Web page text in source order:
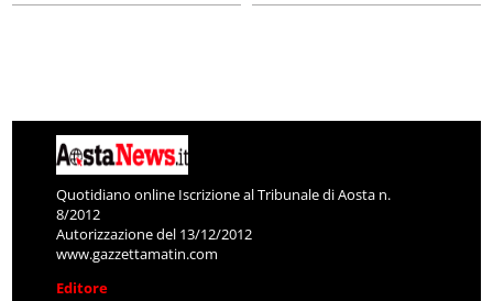
Quotidiano online Iscrizione al Tribunale di Aosta n.
8/2012
Autorizzazione del 13/12/2012
www.gazzettamatin.com
Editore